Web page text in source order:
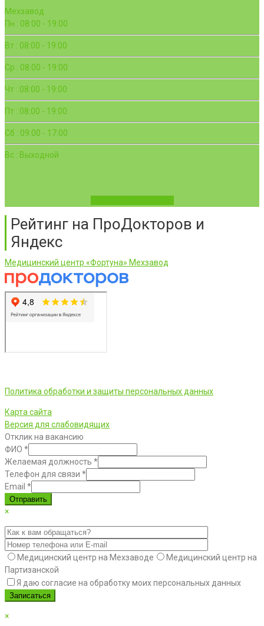
Мехзавод
Пн : 08:00 - 19:00
Вт : 08:00 - 19:00
Ср : 08:00 - 19:00
Чт : 08:00 - 19:00
Пт : 08:00 - 19:00
Сб : 09:00 - 17:00
Вс : Выходной
Рейтинг на ПроДокторов и
Яндекс
Медицинский центр «Фортуна» Мехзавод
Политика обработки и защиты персональных данных
Карта сайта
Версия для слабовидящих
Отклик на вакансию
ФИО *
Желаемая должность *
Телефон для связи *
Email *
Отправить
×
Медицинский центр на Мехзаводе
Медицинский центр на
Партизанской
Я даю согласие на обработку моих персональных данных
×